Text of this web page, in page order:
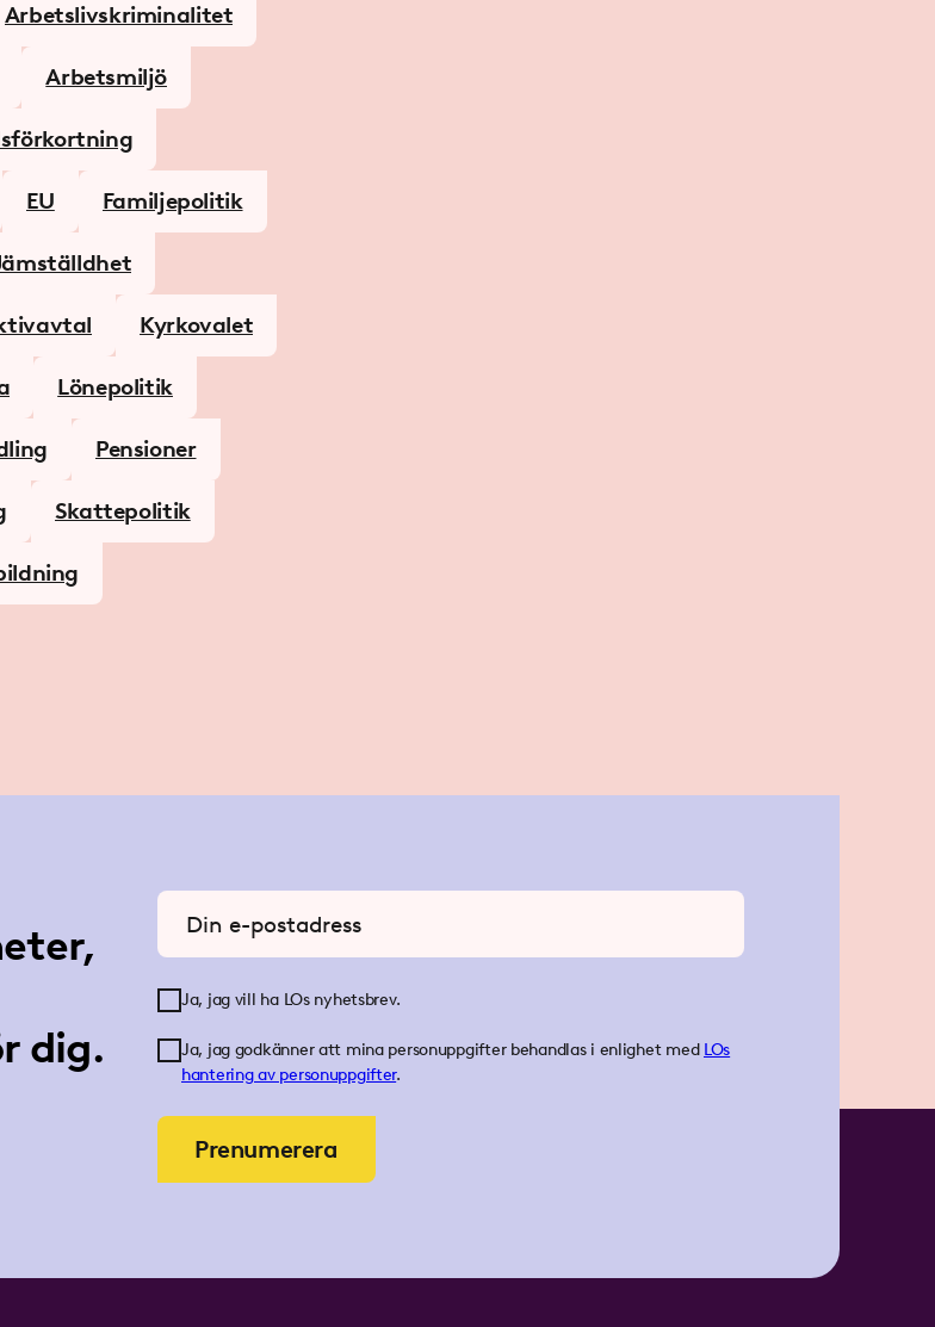
Arbetslivs­kriminalitet
Arbetsmiljö
EU Familjepolitik
Kyrkovalet
Lönepolitik
Pensioner
Skattepolitik
dig.
Ange din e-postadress
Ja, jag vill ha LOs nyhetsbrev.
Ja, jag godkänner att mina personuppgifter behandlas i enlighet med LOs
hantering av personuppgifter.
Prenumerera